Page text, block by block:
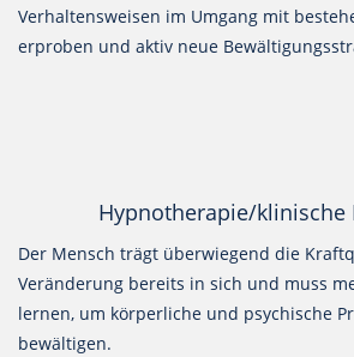
Verhaltensweisen im Umgang mit
erproben und aktiv neue
Hypnotherapie/klinische
Der Mensch trägt überwiegend die
Veränderung bereits in sich und muss
lernen, um körperliche und psychische
bewältigen.